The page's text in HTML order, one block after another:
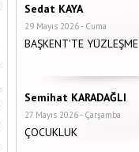
Sedat KAYA
29 Mayıs 2026 - Cuma
BAŞKENT'TE YÜZLEŞME
Semihat KARADAĞLI
27 Mayıs 2026 - Çarşamba
ÇOCUKLUK